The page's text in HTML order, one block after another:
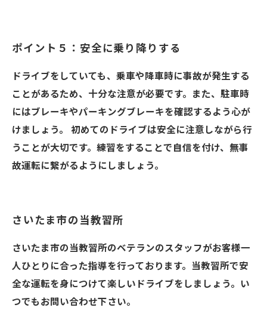
ポイント５：安全に乗り降りする
ドライブをしていても、乗車や降車時に事故が発生する
ことがあるため、十分な注意が必要です。また、駐車時
にはブレーキやパーキングブレーキを確認するよう心が
けましょう。 初めてのドライブは安全に注意しながら行
うことが大切です。練習をすることで自信を付け、無事
故運転に繋がるようにしましょう。
さいたま市の当教習所
さいたま市の当教習所のベテランのスタッフがお客様一
人ひとりに合った指導を行っております。当教習所で安
全な運転を身につけて楽しいドライブをしましょう。い
つでもお問い合わせ下さい。